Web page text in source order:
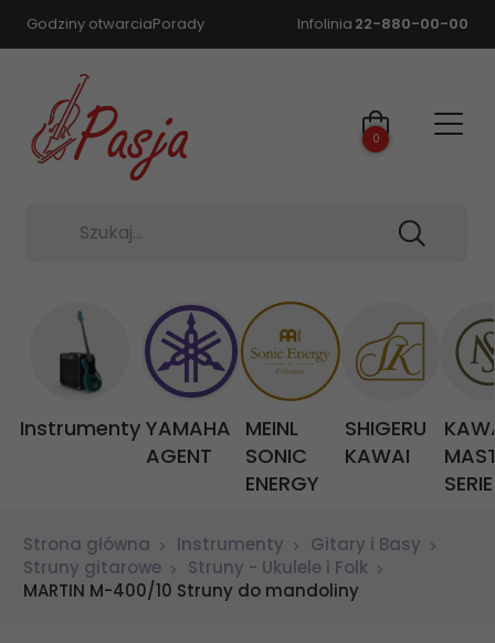
Godziny otwarciaPorady Infolinia 22-880-00-00
Szukaj...
0
Instrumenty YAMAHA
AGENT
MEINL
SONIC
ENERGY
SHIGERU
KAWAI
Strona główna Instrumenty
Gitary i Basy
Struny gitarowe
Struny - Ukulele i Folk
MARTIN M-400/10 Struny do mandoliny